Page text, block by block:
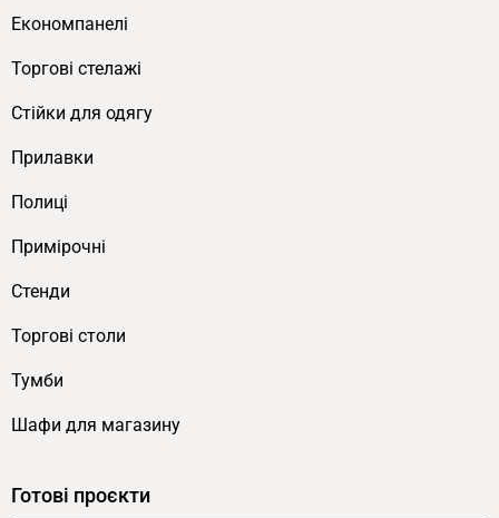
Економпанелі
Торгові стелажі
Cтійки для одягу
Прилавки
Полиці
Примірочні
Стенди
Торгові столи
Тумби
Шафи для магазину
Готові проєкти